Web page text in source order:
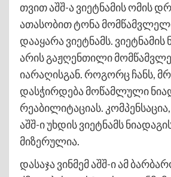
თვით აშშ-ა ვიეტნამის ომის
ათასობით ტონა
დააყარა ვიეტნამს.
არის გაჟღენთილი
იარაღისგან. როგორც ჩანს,
დასჭირდება მოწამლული
რეაბილიტაციას.
აშშ-ი უხდის ვიეტნამს
მიზერულია.
დასაჯა ვინმემ აშშ-ი ამ